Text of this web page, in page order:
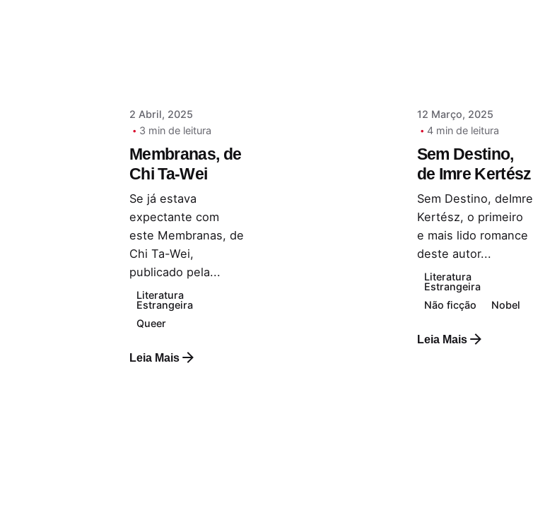
2 Abril, 2025
3 min de leitura
Membranas, de
Chi Ta-Wei
Se já estava
expectante com
este Membranas, de
Chi Ta-Wei,
publicado pela...
Literatura
Estrangeira
Queer
Leia Mais
12 Março, 2025
4 min de leitura
Sem Destino,
de Imre Kertész
Sem Destino, deImre
Kertész, o primeiro
e mais lido romance
deste autor...
Literatura
Estrangeira
Não ficção
Nobel
Leia Mais